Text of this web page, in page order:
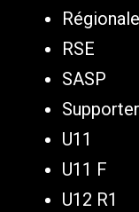
RSE
SASP
U11
U11 F
U12 R1